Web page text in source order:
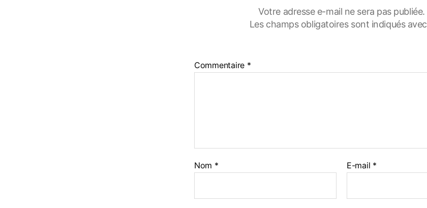
Votre adresse e-mail ne sera pas publiée.
Les champs obligatoires sont indiqués avec
Commentaire *
Nom * E-mail *